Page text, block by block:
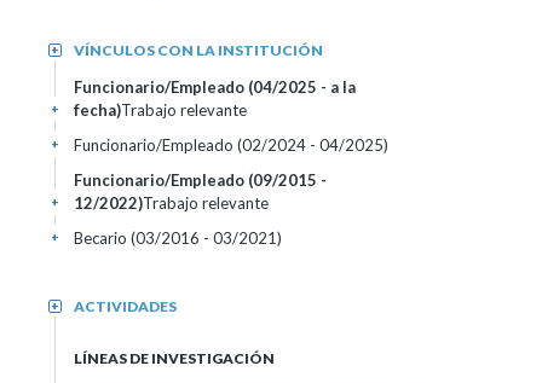
VÍNCULOS CON LA INSTITUCIÓN
+
Funcionario/Empleado (04/2025 - a la
fecha)Trabajo relevante
+
Funcionario/Empleado (02/2024 - 04/2025)
+
Funcionario/Empleado (09/2015 -
12/2022)Trabajo relevante
+
Becario (03/2016 - 03/2021)
+
ACTIVIDADES
+
LÍNEAS DE INVESTIGACIÓN